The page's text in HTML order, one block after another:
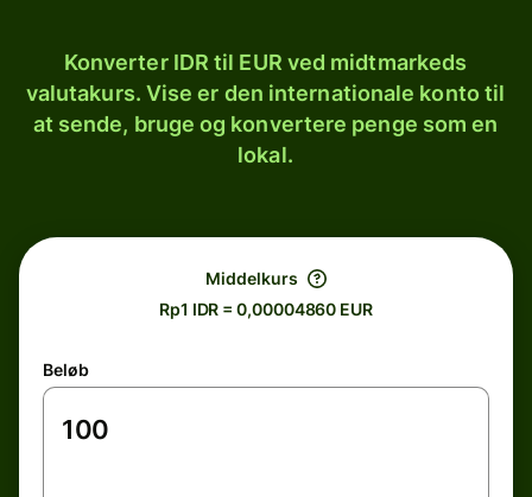
Konverter IDR til EUR ved midtmarkeds
valutakurs. Vise er den internationale konto til
at sende, bruge og konvertere penge som en
lokal.
Middelkurs
Rp1 IDR = 0,00004860 EUR
Beløb